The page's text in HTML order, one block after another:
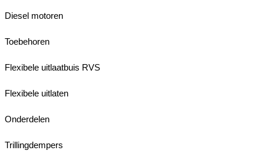
Diesel motoren
Toebehoren
Flexibele uitlaatbuis RVS
Flexibele uitlaten
Onderdelen
Trillingdempers